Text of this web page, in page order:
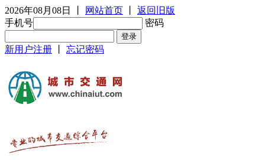
2026年08月08日 网站首页
返回旧版
手机号
密码
新用户注册 忘记密码